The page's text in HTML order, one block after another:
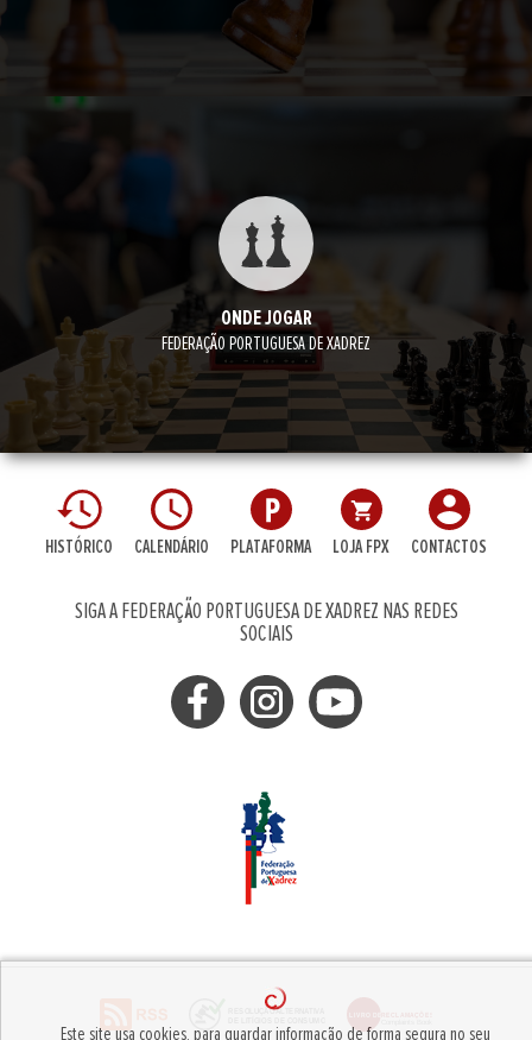
ONDE JOGAR
FEDERAÇÃO PORTUGUESA DE XADREZ
HISTÓRICO CALENDÁRIO PLATAFORMA LOJA FPX CONTACTOS
SIGA A FEDERAÇÃO PORTUGUESA DE XADREZ NAS REDES
SOCIAIS
Este site usa cookies, para guardar informação de forma segura no seu